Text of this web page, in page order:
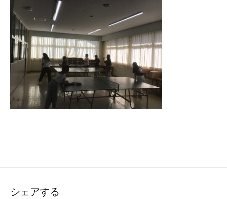
シェアする